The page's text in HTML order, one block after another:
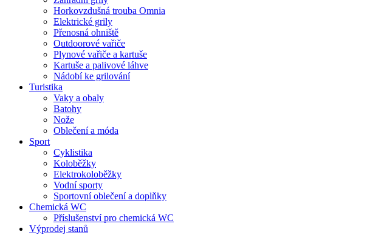
Horkovzdušná trouba Omnia
Elektrické grily
Přenosná ohniště
Outdoorové vařiče
Plynové vařiče a kartuše
Kartuše a palivové láhve
Nádobí ke grilování
Turistika
Vaky a obaly
Batohy
Nože
Oblečení a móda
Sport
Cyklistika
Koloběžky
Elektrokoloběžky
Vodní sporty
Sportovní oblečení a doplňky
Chemická WC
Příslušenství pro chemická WC
Výprodej stanů